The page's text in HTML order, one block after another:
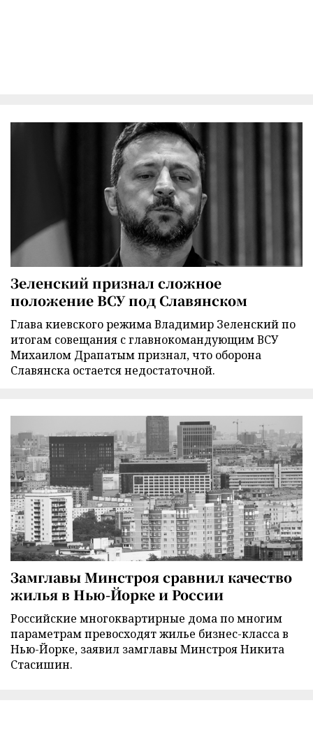
Зеленский признал сложное
положение ВСУ под Славянском
Глава киевского режима Владимир Зеленский по
итогам совещания с главнокомандующим ВСУ
Михаилом Драпатым признал, что оборона
Славянска остается недостаточной.
Замглавы Минстроя сравнил качество
жилья в Нью-Йорке и России
Российские многоквартирные дома по многим
параметрам превосходят жилье бизнес-класса в
Нью-Йорке, заявил замглавы Минстроя Никита
Стасишин.